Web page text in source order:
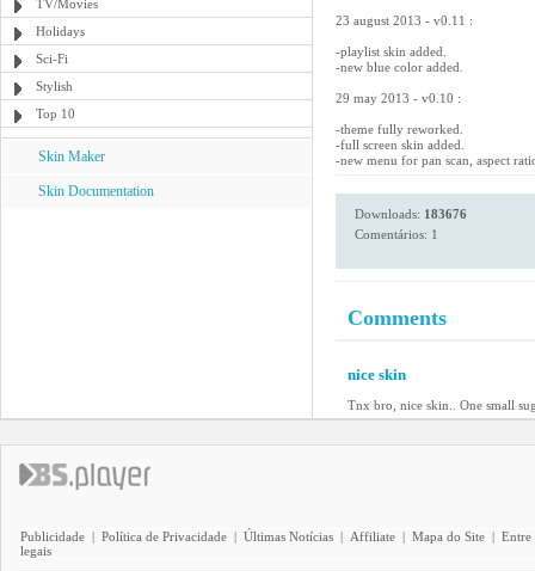
TV/Movies
Holidays
Sci-Fi
Stylish
Top 10
Skin Maker
Skin Documentation
23 august 2013 - v0.11 :
-playlist skin added.
-new blue color added.
29 may 2013 - v0.10 :
-theme fully reworked.
-full screen skin added.
-new menu for pan scan, aspect
Downloads: 183676
Comentários: 1
Comments
nice skin
Tnx bro, nice skin.. One small
Publicidade | Política de Privacidade | Últimas Notícias | Affiliate | Mapa do Site | Entre
legais